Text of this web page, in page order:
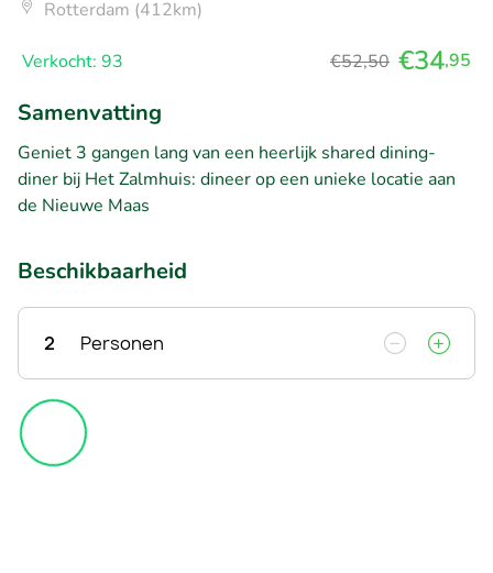
Rotterdam (412km)
Verkocht: 93 €52,50 €34,95
Samenvatting
Geniet 3 gangen lang van een heerlijk shared dining-
diner bij Het Zalmhuis: dineer op een unieke locatie aan
de Nieuwe Maas
Beschikbaarheid
2 Personen